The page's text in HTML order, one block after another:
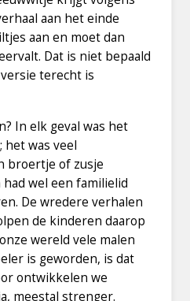
aan het einde
aan en moet dan
Dat is niet bepaald
terecht is
In elk geval was het
het was veel
broertje of zusje
wel een familielid
De wredere verhalen
de kinderen daarop
wereld vele malen
is geworden, is dat
ontwikkelen we
meestal strenger.